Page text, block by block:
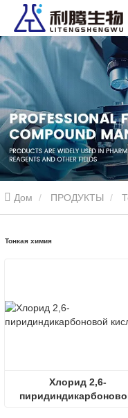
Дом ПРОДУКТЫ
Тонкая химия
Хлорид 2,6-